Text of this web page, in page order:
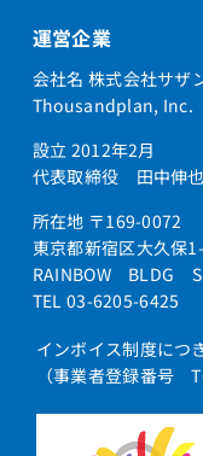
運営企業
会社名 株式会社サザ
Thousandplan, Inc.
設立 2012年2月
代表取締役 田中伸也
所在地 〒169-0072
東京都新宿区大久保
RAINBOW BLDG
TEL 03-6205-6425
インボイス制度につ
（事業者登録番号